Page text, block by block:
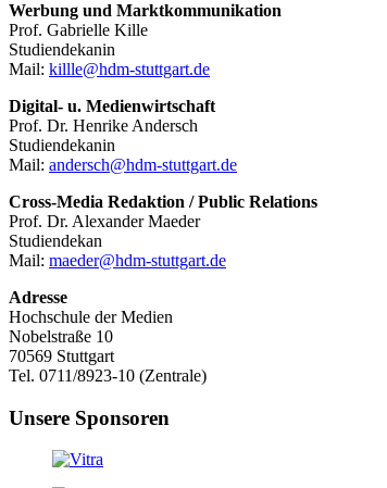
Werbung und Marktkommunikation
Prof. Gabrielle Kille
Studiendekanin
Mail: killle@hdm-stuttgart.de
Digital- u. Medienwirtschaft
Prof. Dr. Henrike Andersch
Studiendekanin
Mail: andersch@hdm-stuttgart.de
Cross-Media Redaktion / Public Relations
Prof. Dr. Alexander Maeder
Studiendekan
Mail: maeder@hdm-stuttgart.de
Adresse
Hochschule der Medien
Nobelstraße 10
70569 Stuttgart
Tel. 0711/8923-10 (Zentrale)
Unsere Sponsoren